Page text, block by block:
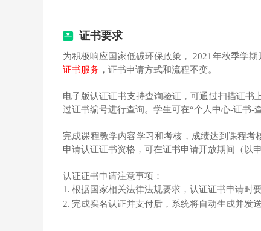
大数据伦理
课时目标：
明确大数据以及信息化带来的伦理问题。
5.1 Facebook数据泄漏案例
总结
证书要求
为积极响应国家低碳环保政策， 2021年秋季学
证书服务 ，证书申请方式和流程不变。
电子版认证证书支持查询验证，可通过扫描证书
过证书编号进行查询。学生可在“个人中心-证书-
完成课程教学内容学习和考核，成绩达到课程
申请认证证书资格，可在证书申请开放期间（以
认证证书申请注意事项：
1. 根据国家相关法律法规要求，认证证书申请时
2. 完成实名认证并支付后，系统将自动生成并发